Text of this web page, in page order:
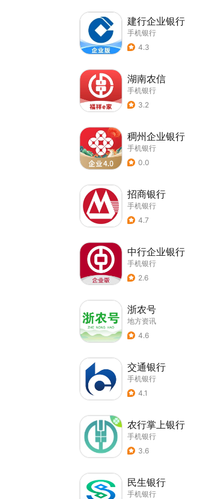
建行企业银行
手机银行
4.3
湖南农信
手机银行
3.2
稠州企业银行
手机银行
0.0
招商银行
手机银行
4.7
中行企业银行
手机银行
2.6
浙农号
地方资讯
4.6
交通银行
手机银行
4.1
农行掌上银行
手机银行
3.6
民生银行
手机银行